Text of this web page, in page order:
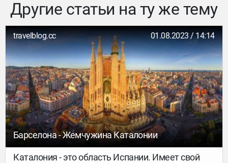
Другие статьи на ту же тему
travelblog.cc 01.08.2023 / 14:14
Барселона - Жемчужина Каталонии
Каталония - это область Испании. Имеет свой